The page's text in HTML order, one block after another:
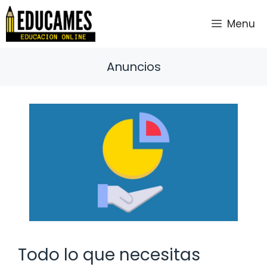
Saltar
contenido
Menu
Anuncios
Todo lo que necesitas